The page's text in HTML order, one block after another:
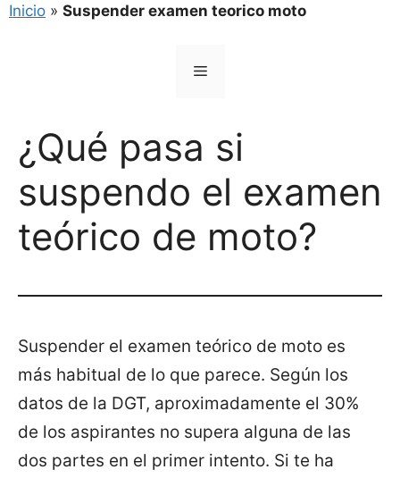
Inicio » Suspender examen teorico moto
Menú
¿Qué pasa si
suspendo el examen
teórico de moto?
Suspender el examen teórico de moto es
más habitual de lo que parece. Según los
datos de la DGT, aproximadamente el 30%
de los aspirantes no supera alguna de las
dos partes en el primer intento. Si te ha